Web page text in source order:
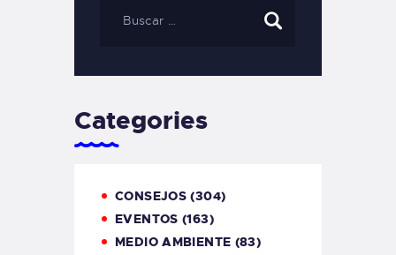
Categories
CONSEJOS (304)
EVENTOS (163)
MEDIO AMBIENTE (83)